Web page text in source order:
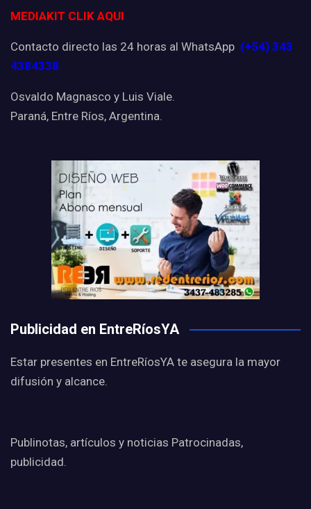
MEDIAKIT CLIK AQUI
Contacto directo las 24 horas al WhatsApp (+54) 343
4384338
Osvaldo Magnasco y Luis Viale.
Paraná, Entre Ríos, Argentina.
Publicidad en EntreRíosYA
Estar presentes en EntreRíosYA te asegura la mayor
difusión y alcance.
Publinotas, artículos y noticias Patrocinadas,
publicidad.